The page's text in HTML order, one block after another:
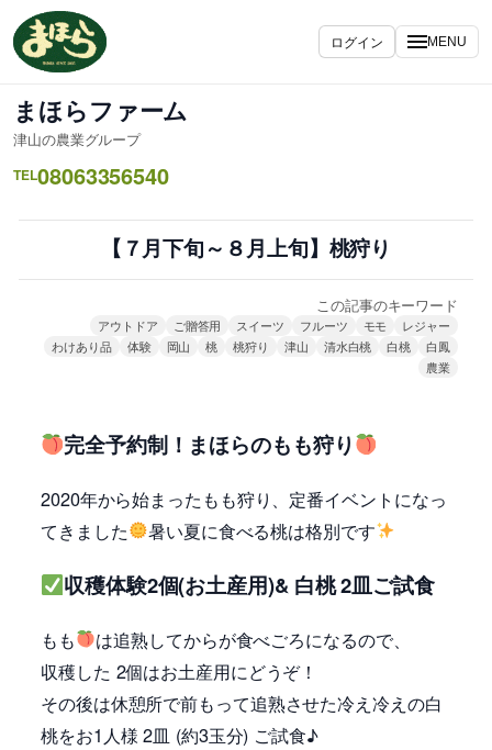
容
を
キ
ッ
プ
ログイン MENU
まほらファーム
津山の農業グループ
TEL08063356540
【７月下旬～８月上旬】桃狩り
この記事のキーワード
アウトドア ご贈答用 スイーツ フルーツ モモ
レジャー
わけあり品
体験 岡山 桃 桃狩り 津山 清水白桃 白桃
白鳳
農業
完全予約制！まほらのもも狩り
2020年から始まったもも狩り、定番イベントになっ
てきました
暑い夏に食べる桃は格別です
収穫体験2個(お土産用)& 白桃 2皿ご試食
もも
は追熟してからが食べごろになるので、
収穫した 2個はお土産用にどうぞ！
その後は休憩所で前もって追熟させた冷え冷えの白
桃をお1人様 2皿 (約3玉分) ご試食♪